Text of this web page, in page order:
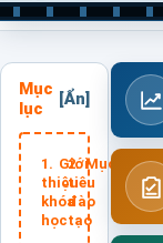
Mục
lục
Giới
thiệu
khóa
học
Mục
tiêu
đào
tạo